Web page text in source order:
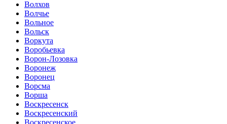
Волхов
Волчье
Вольное
Вольск
Воркута
Воробьевка
Ворон-Лозовка
Воронеж
Воронец
Ворсма
Ворша
Воскресенск
Воскресенский
Воскресенское